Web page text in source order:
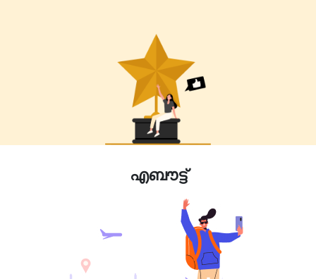
എബൗട്ട്